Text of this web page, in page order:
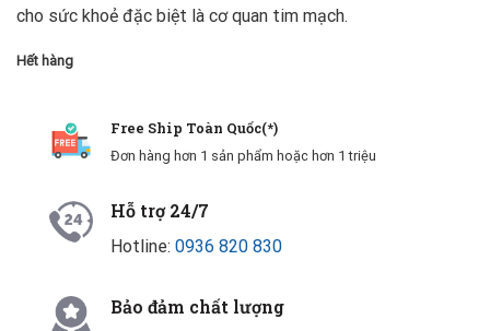
cho sức khoẻ đặc biệt là cơ quan tim mạch.
Hết hàng
Free Ship Toàn Quốc(*)
Đơn hàng hơn 1 sản phẩm hoặc hơn 1 triệu
Hỗ trợ 24/7
Hotline: 0936 820 830
Bảo đảm chất lượng